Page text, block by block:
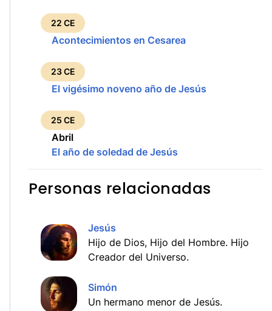
22 CE
Acontecimientos en Cesarea
23 CE
El vigésimo noveno año de Jesús
25 CE
Abril
El año de soledad de Jesús
Personas relacionadas
Jesús
Hijo de Dios, Hijo del Hombre. Hijo
Creador del Universo.
Simón
Un hermano menor de Jesús.